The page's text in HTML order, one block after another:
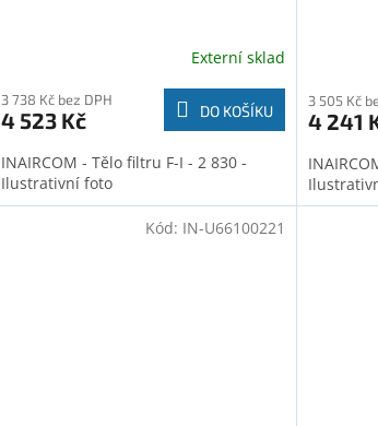
Externí sklad
3 738 Kč bez DPH
4 523 Kč DO KOŠÍKU
INAIRCOM - Tělo filtru F-I - 2 830 -
Ilustrativní foto
3 505 Kč
4 241
Kód: IN-U66100221